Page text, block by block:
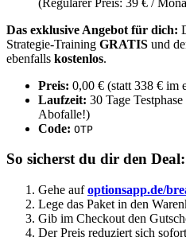
Das exklusive Angebot für dich:
Strategie-Training GRATIS und
ebenfalls kostenlos.
Preis: 0,00 € (statt 338 € im
Laufzeit: 30 Tage
Abofalle!)
Code: OTP
So sicherst du dir den Deal:
Gehe aufoptionsapp.de/
Lege das Paket in den
Gib im Checkout den
Der Preis reduziert sich